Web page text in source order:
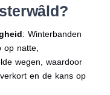
: Winterbanden
op natte,
wegen, waardoor
en de kans op